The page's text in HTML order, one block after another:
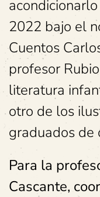
2022 bajo el
Cuentos
profesor
literatura
otro de los
graduados de
Para la
Cascante,